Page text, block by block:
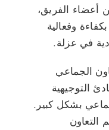
أعضاء الفريق،
وفعالية
في عزلة.
الجماعي
التوجيهية
بشكل كبير.